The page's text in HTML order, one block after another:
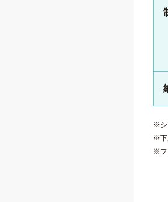
※シ
※下
※フ